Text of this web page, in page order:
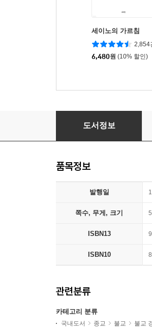
세이노의 가르침
2,854
6,480원 (10% 할인)
티벳 사자의 서
도서정보
품목정보
발행일
쪽수, 무게, 크기
ISBN13
ISBN10
관련분류
카테고리 분류
국내도서 종교 불교 불교